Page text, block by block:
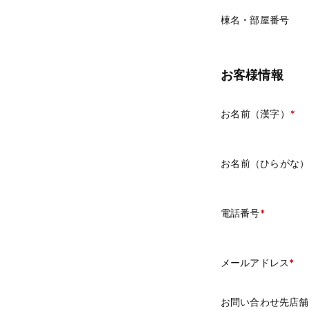
棟名・部屋番号
お客様情報
お名前（漢字） *
お名前（ひらがな）
電話番号
メールアドレス
お問い合わせ先店舗